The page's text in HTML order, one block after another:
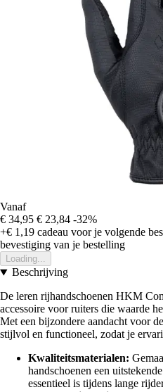
Vanaf
€ 34,95 € 23,84 -32%
+€ 1,19 cadeau voor je volgende
bevestiging van je bestelling
Loading...
Beschrijving
De leren rijhandschoenen HKM
accessoire voor ruiters die waarde
Met een bijzondere aandacht voor
stijlvol en functioneel, zodat je
Kwaliteitsmaterialen:
handschoenen een
essentieel is tijdens lange